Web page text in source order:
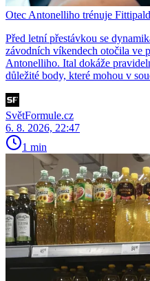
Otec Antonelliho trénuje
Před letní přestávkou se
závodních víkendech otočila ve
Antonelliho. Ital dokáže
důležité body, které mohou v
SvětFormule.cz
6. 8. 2026, 22:47
1 min